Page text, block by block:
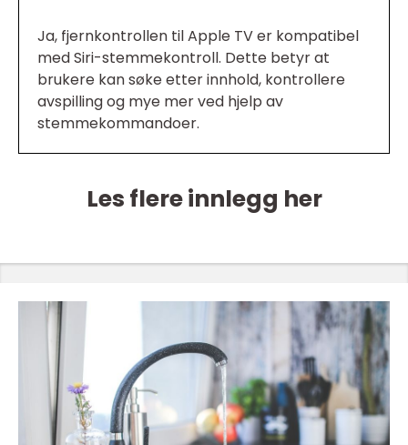
Ja, fjernkontrollen til Apple TV er kompatibel
med Siri-stemmekontroll. Dette betyr at
brukere kan søke etter innhold, kontrollere
avspilling og mye mer ved hjelp av
stemmekommandoer.
Les flere innlegg her